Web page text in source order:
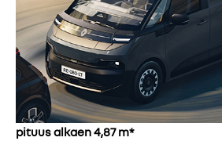
pituus alkaen 4,87 m*